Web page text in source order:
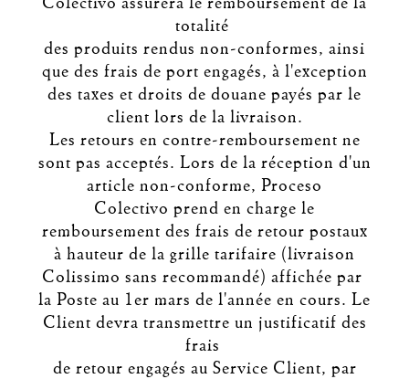
Colectivo assurera le remboursement de la
totalité
des produits rendus non-conformes, ainsi
que des frais de port engagés, à l'exception
des taxes et droits de douane payés par le
client lors de la livraison.
Les retours en contre-remboursement ne
sont pas acceptés. Lors de la réception d'un
article non-conforme, Proceso
Colectivo prend en charge le
remboursement des frais de retour postaux
à hauteur de la grille tarifaire (livraison
Colissimo sans recommandé) affichée par
la Poste au 1er mars de l'année en cours. Le
Client devra transmettre un justificatif des
frais
de retour engagés au Service Client, par